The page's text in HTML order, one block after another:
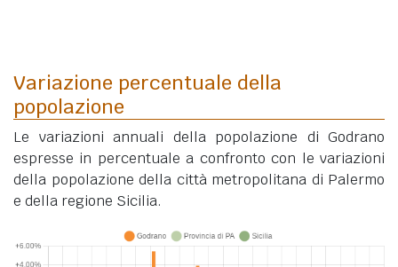
Variazione percentuale della
popolazione
Le variazioni annuali della popolazione di Godrano
espresse in percentuale a confronto con le variazioni
della popolazione della città metropolitana di Palermo
e della regione Sicilia.